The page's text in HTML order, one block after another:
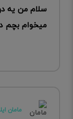
سلام من یه
میخوام بچم
مامان